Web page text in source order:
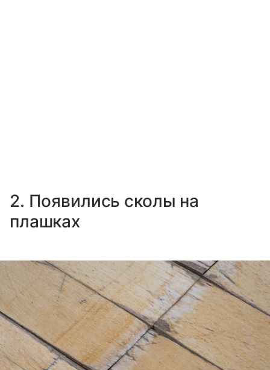
2. Появились сколы на
плашках